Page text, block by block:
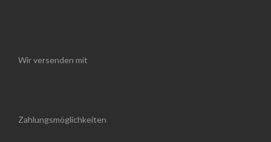
Wir versenden mit
Zahlungsmöglichkeiten